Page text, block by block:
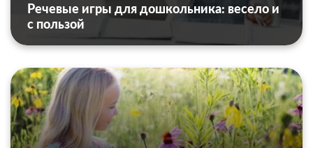
Речевые игры для дошкольника: весело и
с пользой